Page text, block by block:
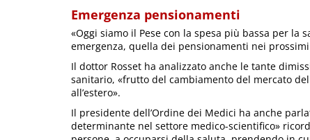
Emergenza pensionamenti
«Oggi siamo il Pese con la spesa più bassa per
emergenza, quella dei pensionamenti nei
Il dottor Rosset ha analizzato anche le tante
sanitario, «frutto del cambiamento del mercato
all’estero».
Il presidente dell’Ordine dei Medici ha anche
determinante nel settore medico-scientifico»